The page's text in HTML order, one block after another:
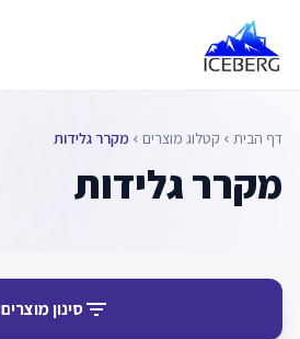
content
דף הבית chevron_left קטלוג מוצרים chevron_left מקרר גלידות
מקרר גלידות
filter_listסינון מוצרים